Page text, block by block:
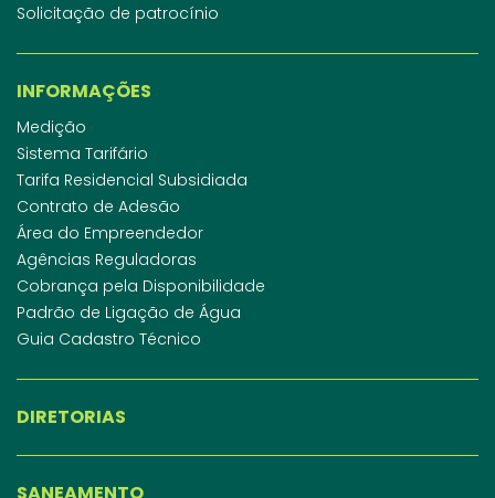
Solicitação de patrocínio
INFORMAÇÕES
Medição
Sistema Tarifário
Tarifa Residencial Subsidiada
Contrato de Adesão
Área do Empreendedor
Agências Reguladoras
Cobrança pela Disponibilidade
Padrão de Ligação de Água
Guia Cadastro Técnico
DIRETORIAS
SANEAMENTO